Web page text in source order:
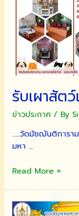
รับเผาสัต
ข่าวประกาศ/ By
…..วัดมัชฌันติการา
มหา …
รับ
เลี้ยง
Read More »